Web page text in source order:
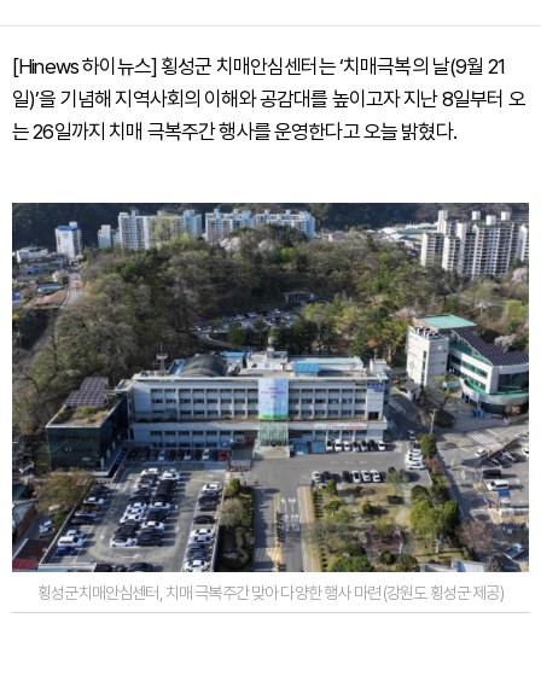
[Hinews 하이뉴스] 횡성군 치매안심센터는 ‘치매극복의 날(9월 21
일)’을 기념해 지역사회의 이해와 공감대를 높이고자 지난 8일부터 오
는 26일까지 치매 극복주간 행사를 운영한다고 오늘 밝혔다.
횡성군치매안심센터, 치매 극복주간 맞아 다양한 행사 마련 (강원도 횡성군 제공)